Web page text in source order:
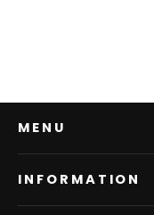
MENU
INFORMATION